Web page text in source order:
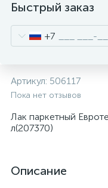
Быстрый заказ
+7
Артикул: 506117
Пока нет отзывов
Лак паркетный
л(207370)
Описание